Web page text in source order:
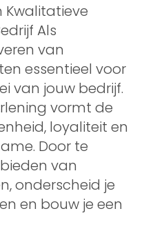
Kwalitatieve
Als
van
essentieel voor
van jouw bedrijf.
vormt de
loyaliteit en
Door te
van
onderscheid je
en bouw je een